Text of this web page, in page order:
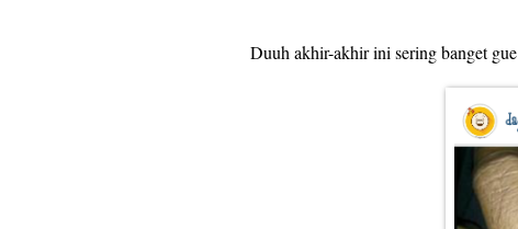
Duuh akhir-akhir ini sering banget gue